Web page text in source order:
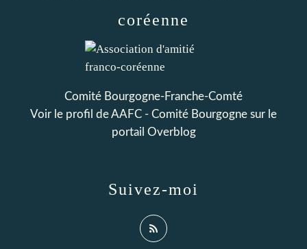
coréenne
Comité Bourgogne-Franche-Comté
Voir le profil deAAFC - Comité Bourgogne sur le
portail Overblog
Suivez-moi